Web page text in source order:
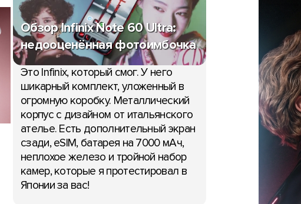
Обзор Infinix Note 60 Ultra:
недооценённая фотоимбочка
Это Infinix, который смог. У него
шикарный комплект, уложенный в
огромную коробку. Металлический
корпус с дизайном от итальянского
ателье. Есть дополнительный экран
сзади, eSIM, батарея на 7000 мАч,
неплохое железо и тройной набор
камер, которые я протестировал в
Японии за вас!